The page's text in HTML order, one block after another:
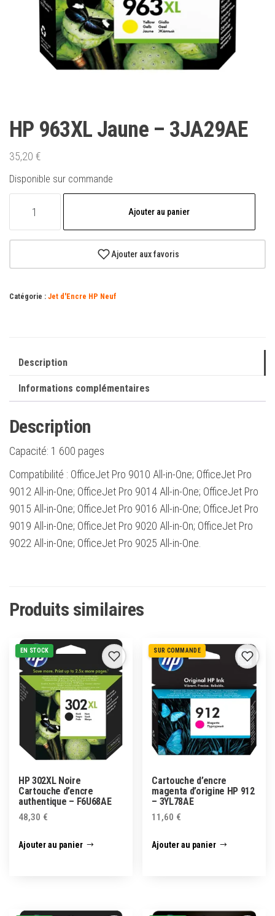
HP 963XL Jaune – 3JA29AE
35,20 €
Disponible sur commande
Jaune
3JA29AE
Ajouter au panier
Ajouter aux favoris
Catégorie : Jet d'Encre HP Neuf
Description
Informations complémentaires
Description
Capacité: 1 600 pages
Compatibilité : OfficeJet Pro 9010 All-in-One; OfficeJet Pro
9012 All-in-One; OfficeJet Pro 9014 All-in-One; OfficeJet Pro
9015 All-in-One; OfficeJet Pro 9016 All-in-One; OfficeJet Pro
9019 All-in-One; OfficeJet Pro 9020 All-in-On; OfficeJet Pro
9022 All-in-One; OfficeJet Pro 9025 All-in-One.
Produits similaires
EN STOCK
HP 302XL Noire
Cartouche d’encre
authentique – F6U68AE
48,30 €
Ajouter au panier
SUR COMMANDE
Cartouche d’encre
magenta d’origine HP 912
– 3YL78AE
11,60 €
Ajouter au panier